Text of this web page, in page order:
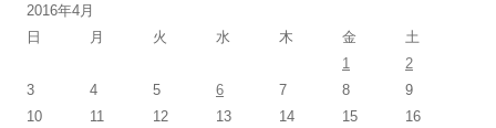
2016年4月
日
月 火 水 木 金
土
1
2
3
4 5 6 7 8
9
10
11 12 13 14 15
16